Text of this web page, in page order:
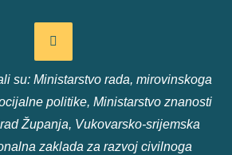
su: Ministarstvo rada, mirovinskoga
politike, Ministarstvo znanosti
Županja, Vukovarsko-srijemska
zaklada za razvoj civilnoga